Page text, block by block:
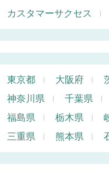
カスタマーサクセス
東京都 大阪府
神奈川県
千葉県
福島県
栃木県
三重県
熊本県